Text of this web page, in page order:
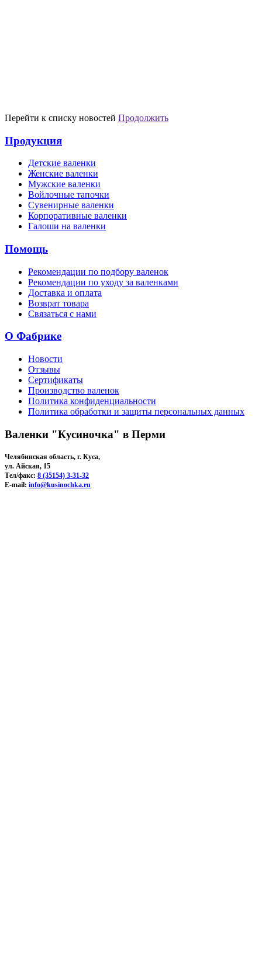
Перейти к списку новостей Продолжить
Продукция
Детские валенки
Женские валенки
Мужские валенки
Войлочные тапочки
Сувенирные валенки
Корпоративные валенки
Галоши на валенки
Помощь
Рекомендации по подбору валенок
Рекомендации по уходу за валенками
Доставка и оплата
Возврат товара
Связаться с нами
О Фабрике
Новости
Отзывы
Сертификаты
Производство валенок
Политика конфиденциальности
Политика обработки и защиты персональных данных
Валенки "Кусиночка" в Перми
Челябинская область, г. Куса,
ул. Айская, 15
Тел/факс: 8 (35154) 3-31-32
E-mail: info@kusinochka.ru